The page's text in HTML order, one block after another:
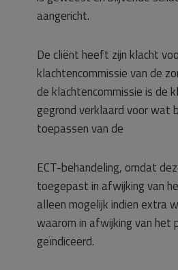
aangericht.
De cliënt heeft zijn klacht
klachtencommissie van de
de klachtencommissie is de
gegrond verklaard voor
toepassen van de
ECT-behandeling, omdat
toegepast in afwijking van
alleen mogelijk indien extra
waarom in afwijking van het
geïndiceerd.